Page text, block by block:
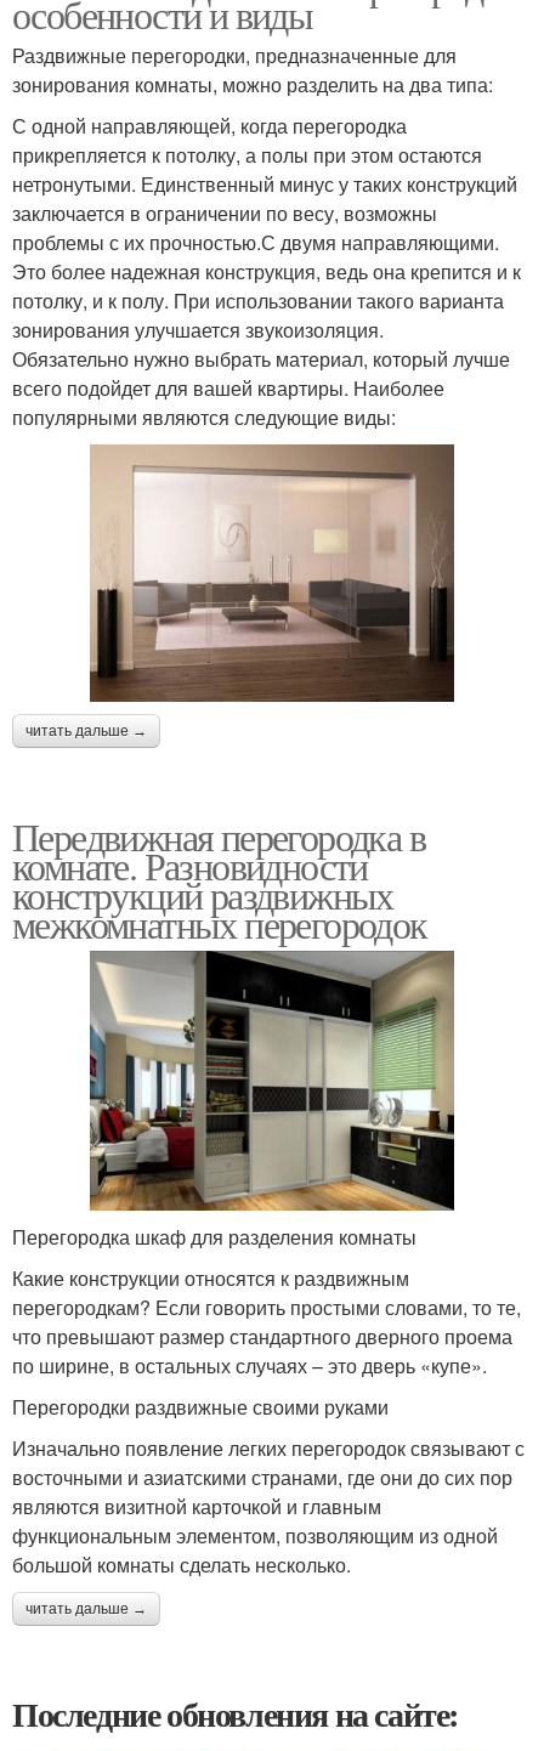
особенности и виды
Раздвижные перегородки, предназначенные для
зонирования комнаты, можно разделить на два типа:
С одной направляющей, когда перегородка
прикрепляется к потолку, а полы при этом остаются
нетронутыми. Единственный минус у таких конструкций
заключается в ограничении по весу, возможны
проблемы с их прочностью.С двумя направляющими.
Это более надежная конструкция, ведь она крепится и к
потолку, и к полу. При использовании такого варианта
зонирования улучшается звукоизоляция.
Обязательно нужно выбрать материал, который лучше
всего подойдет для вашей квартиры. Наиболее
популярными являются следующие виды:
читать дальше →
Передвижная перегородка в
комнате. Разновидности
конструкций раздвижных
межкомнатных перегородок
Перегородка шкаф для разделения комнаты
Какие конструкции относятся к раздвижным
перегородкам? Если говорить простыми словами, то те,
что превышают размер стандартного дверного проема
по ширине, в остальных случаях – это дверь «купе».
Перегородки раздвижные своими руками
Изначально появление легких перегородок связывают с
восточными и азиатскими странами, где они до сих пор
являются визитной карточкой и главным
функциональным элементом, позволяющим из одной
большой комнаты сделать несколько.
читать дальше →
Последние обновления на сайте: